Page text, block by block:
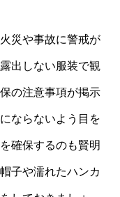
災や事故に警戒が
出しない服装で観
の注意事項が掲示
ならないよう目を
確保するのも賢明
子や濡れたハンカ